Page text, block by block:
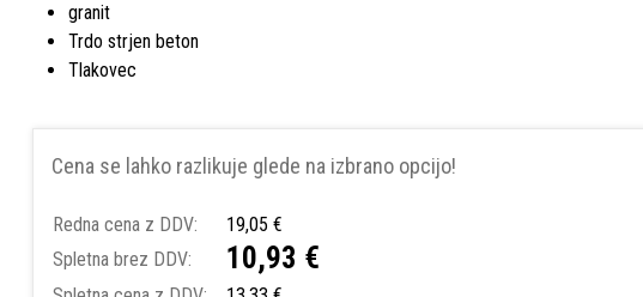
granit
Trdo strjen beton
Tlakovec
Cena se lahko razlikuje glede na izbrano opcijo!
Redna cena z DDV:
19,05 €
Spletna brez DDV:
10,93 €